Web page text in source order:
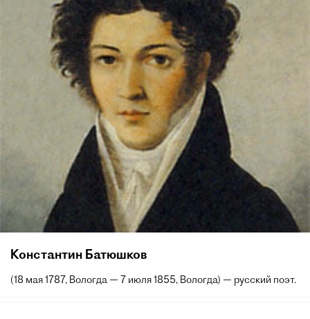
Константин Батюшков
(18 мая 1787, Вологда — 7 июля 1855, Вологда) — русский поэт.